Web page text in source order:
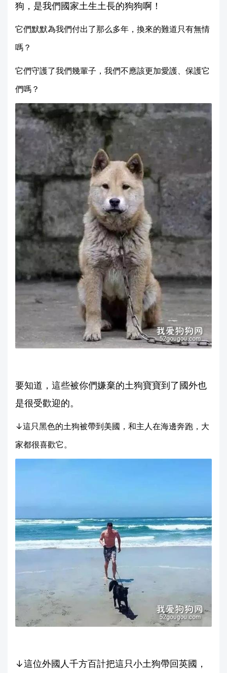
狗，是我們國家土生土長的狗狗啊！
它們默默為我們付出了那么多年，換來的難道只有無情
嗎？
它們守護了我們幾輩子，我們不應該更加愛護、保護它
們嗎？
要知道，這些被你們嫌棄的土狗寶寶到了國外也
是很受歡迎的。
↓這只黑色的土狗被帶到美國，和主人在海邊奔跑，大
家都很喜歡它。
↓這位外國人千方百計把這只小土狗帶回英國，